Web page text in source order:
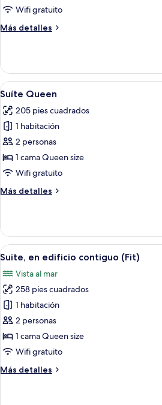
Wifi gratuito
Más detalles
Más
standard
Abrir
todas
las
fotos
de
Suíte
Queen
Un
5
Suíte Queen
205 pies cuadrados
1 habitación
2 personas
1 cama Queen size
Wifi gratuito
Más detalles
Más
Queen
Abrir
todas
las
fotos
de
Suite,
en
edificio
contiguo
(Fit)
3
Suite, en edificio contiguo (Fit)
Vista al mar
258 pies cuadrados
1 habitación
2 personas
1 cama Queen size
Wifi gratuito
Más detalles
Más